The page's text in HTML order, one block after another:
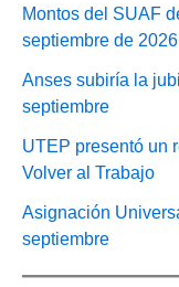
Montos del SUAF
septiembre de 2026
Anses subiría la
septiembre
UTEP presentó un
Volver al Trabajo
Asignación
septiembre